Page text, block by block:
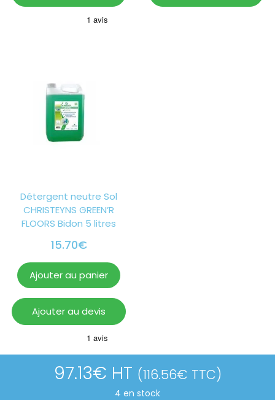
Détergent neutre Sol
CHRISTEYNS GREEN’R
FLOORS Bidon 5 litres
15.70€
Ajouter au panier
Ajouter au devis
97.13€ HT (116.56€ TTC)
4 en stock